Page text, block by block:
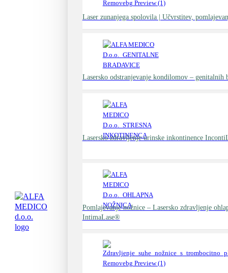
Laser zunanjega spolovila | Učvrstitev,
Lasersko odstranjevanje kondilomov – genitalnih
Lasersko zdravljenje urinske inkontinence
Pomlajevanje nožnice – Lasersko zdravljenje
IntimaLase®